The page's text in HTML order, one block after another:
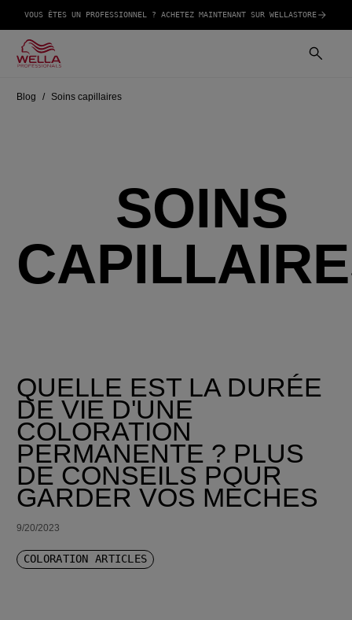
VOUS ÊTES UN PROFESSIONNEL ? ACHETEZ MAINTENANT SUR WELLASTORE
Blog Soins capillaires
SOINS
QUELLE EST LA DURÉE
DE VIE D'UNE
COLORATION
PERMANENTE ? PLUS
DE CONSEILS POUR
GARDER VOS MÈCHES
9/20/2023
COLORATION ARTICLES